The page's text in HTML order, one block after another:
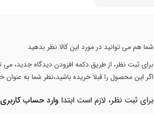
شما هم می توانید در مورد این کالا نظر بدهید
برای ثبت نظر، از طریق دکمه افزودن دیدگاه جدید، می
اگر این محصول را قبلا خریده باشید،نظر شما به
برای ثبت نظر، لازم است ابتدا وارد حساب کاربری